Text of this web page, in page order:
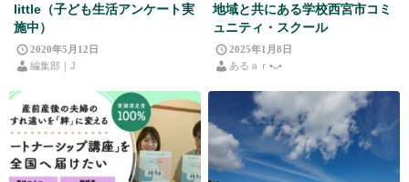
little（子ども生活アンケート実
施中）
2020年5月12日
編集部｜J
地域と共にある学校西宮市コミ
ュニティ・スクール
2025年1月8日
あるａｒ•⁠ᴗ⁠•⁠